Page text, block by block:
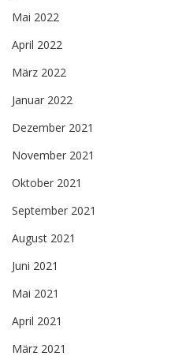
Mai 2022
April 2022
März 2022
Januar 2022
Dezember 2021
November 2021
Oktober 2021
September 2021
August 2021
Juni 2021
Mai 2021
April 2021
März 2021